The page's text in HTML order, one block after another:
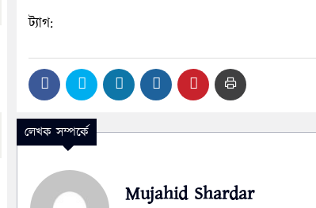
ট্যাগ:
লেখক সম্পর্কে
Mujahid Shardar